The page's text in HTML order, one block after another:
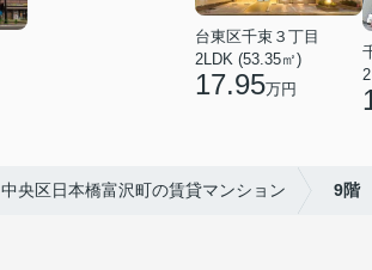
台東区千束３丁目
2LDK (53.35㎡)
17.95万円
中央区日本橋富沢町の賃貸マンション 9階